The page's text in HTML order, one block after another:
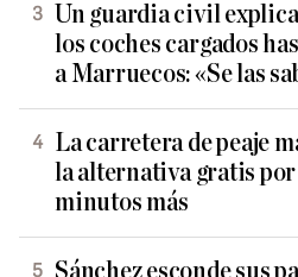
Un guardia civil
los coches cargados
a Marruecos: «Se las
La carretera de peaje
la alternativa gratis por
minutos más